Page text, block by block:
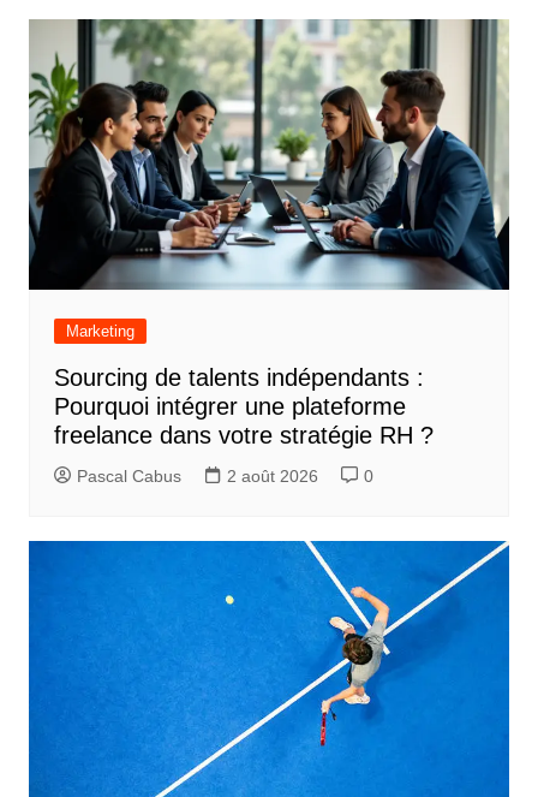
Marketing
Sourcing de talents indépendants :
Pourquoi intégrer une plateforme
freelance dans votre stratégie RH ?
Pascal Cabus 2 août 2026 0